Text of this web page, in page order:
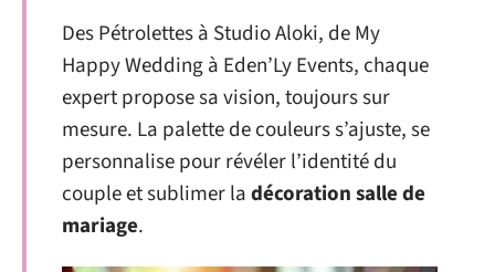
Des Pétrolettes à Studio Aloki, de My
Happy Wedding à Eden’Ly Events, chaque
expert propose sa vision, toujours sur
mesure. La palette de couleurs s’ajuste, se
personnalise pour révéler l’identité du
couple et sublimer ladécoration salle de
mariage.